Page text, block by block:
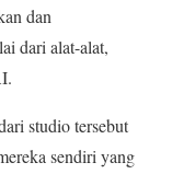
dan
dari alat-alat,
studio tersebut
sendiri yang